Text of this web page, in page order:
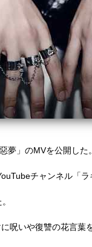
夢」のMVを公開した。
チャンネル「
。
いや復讐の花言葉